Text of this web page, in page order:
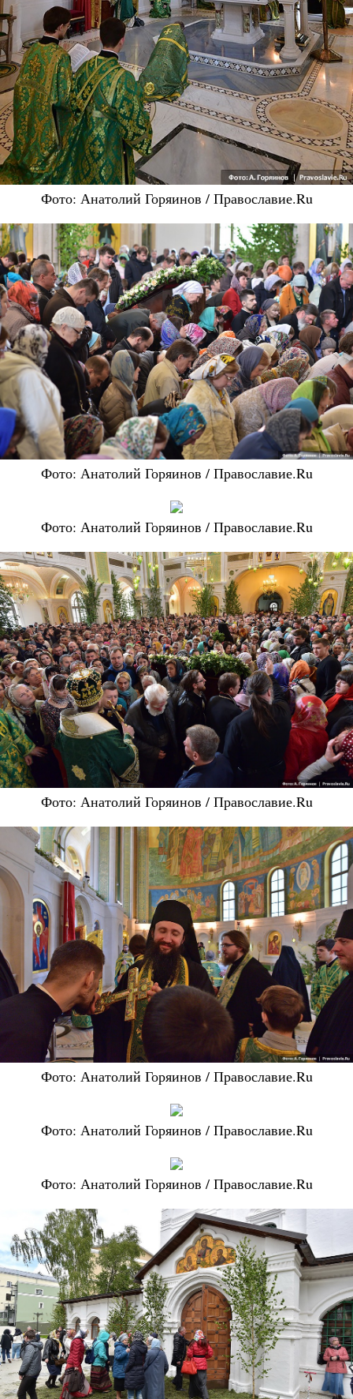
Фото: Анатолий Горяинов / Православие.Ru
Фото: Анатолий Горяинов / Православие.Ru
Фото: Анатолий Горяинов / Православие.Ru
Фото: Анатолий Горяинов / Православие.Ru
Фото: Анатолий Горяинов / Православие.Ru
Фото: Анатолий Горяинов / Православие.Ru
Фото: Анатолий Горяинов / Православие.Ru